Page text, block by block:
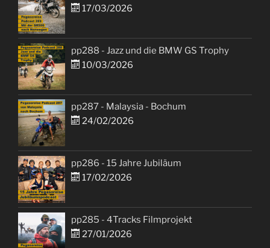
17/03/2026
pp288 - Jazz und die BMW GS Trophy
10/03/2026
pp287 - Malaysia - Bochum
24/02/2026
pp286 - 15 Jahre Jubiläum
17/02/2026
pp285 - 4Tracks Filmprojekt
27/01/2026